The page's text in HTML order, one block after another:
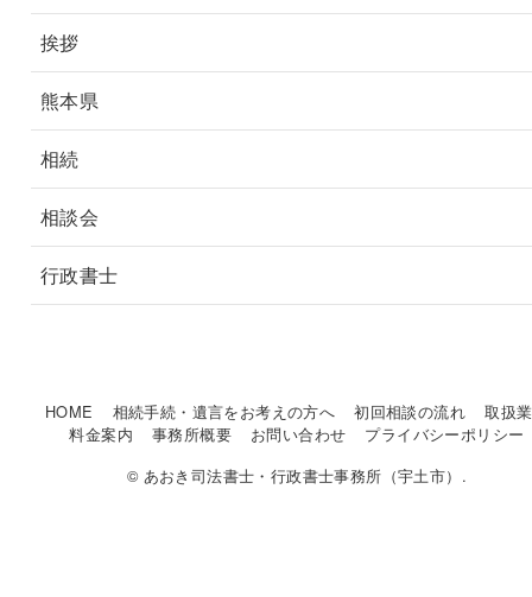
挨拶
熊本県
相続
相談会
行政書士
HOME 相続手続・遺言をお考えの方へ 初回相談の流れ
取扱
料金案内
事務所概要 お問い合わせ
プライバシーポリシー
© あおき司法書士・行政書士事務所（宇土市）.